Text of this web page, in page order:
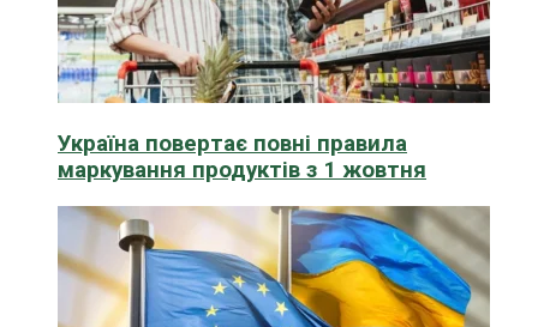
Україна повертає повні правила
маркування продуктів з 1 жовтня